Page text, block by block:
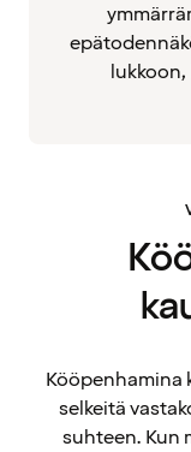
Kööpenhamina
selkeitä
suhteen. Kun